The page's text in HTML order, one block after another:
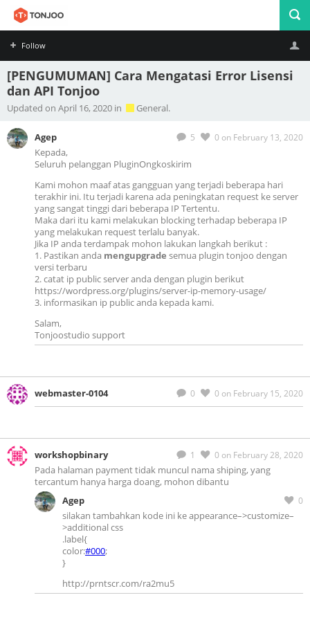
Follow
Profile
[PENGUMUMAN] Cara Mengatasi Error Lisensi
dan API Tonjoo
Updated on April 16, 2020 in General.
5 0 on February 13, 2020
Agep
Kepada,
Seluruh pelanggan PluginOngkoskirim
Kami mohon maaf atas gangguan yang terjadi beberapa hari
terakhir ini. Itu terjadi karena ada peningkatan request ke server
yang sangat tinggi dari beberapa IP Tertentu.
Maka dari itu kami melakukan blocking terhadap beberapa IP
yang melakukan request terlalu banyak.
Jika IP anda terdampak mohon lakukan langkah berikut :
1. Pastikan anda mengupgrade semua plugin tonjoo dengan
versi terbaru
2. catat ip public server anda dengan plugin berikut
https://wordpress.org/plugins/server-ip-memory-usage/
3. informasikan ip public anda kepada kami.
Salam,
Tonjoostudio support
0 0 on February 15, 2020
webmaster-0104
1 0 on February 28, 2020
workshopbinary
Pada halaman payment tidak muncul nama shiping, yang
tercantum hanya harga doang, mohon dibantu
0
Agep
silakan tambahkan kode ini ke appearance–>customize–
>additional css
.label{
color:#000;
}
http://prntscr.com/ra2mu5